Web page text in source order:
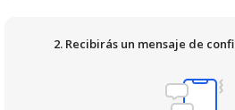
2. Recibirás un mensaje de